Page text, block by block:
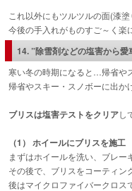
これ以外にもツルツルの面(漆
今後の手入れがものすご～く楽
14. ”除雪剤などの塩害から愛
寒い冬の時期になると…帰省や
帰省やスキー・スノボーに出か
ブリスは塩害テストをクリアし
（1） ホイールにブリスを施工
まずはホイールを洗い、ブレー
その後で、ブリスをコーティ
後はマイクロファイバークロス